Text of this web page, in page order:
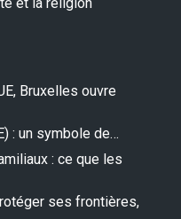
Bruxelles ouvre
: un symbole de…
: ce que les
ses frontières,